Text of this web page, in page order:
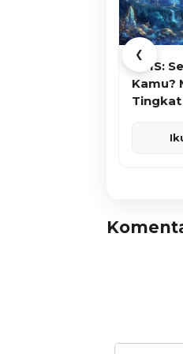
❮
KUIS:
Kamu?
Tingkat